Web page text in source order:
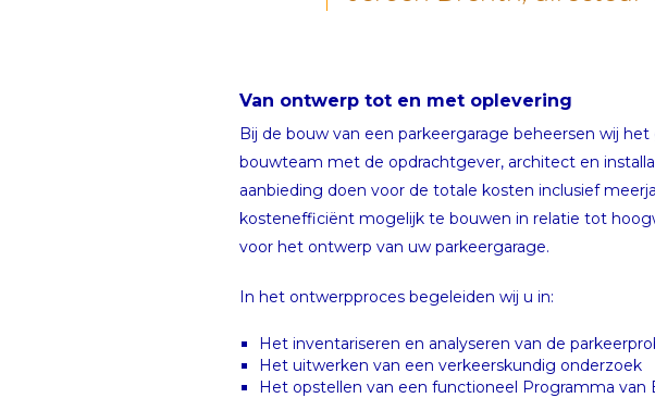
Van ontwerp tot en met oplevering
Bij de bouw van een parkeergarage beheersen wij
bouwteam met de opdrachtgever, architect en
aanbieding doen voor de totale kosten inclusief
kostenefficiënt mogelijk te bouwen in relatie tot
voor het ontwerp van uw parkeergarage.
In het ontwerpproces begeleiden wij u in:
Het inventariseren en analyseren van de
Het uitwerken van een verkeerskundig onderzoek
Het opstellen van een functioneel Programma van